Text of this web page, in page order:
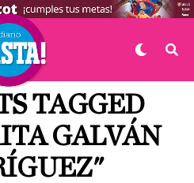
TAGGED
GALVÁN